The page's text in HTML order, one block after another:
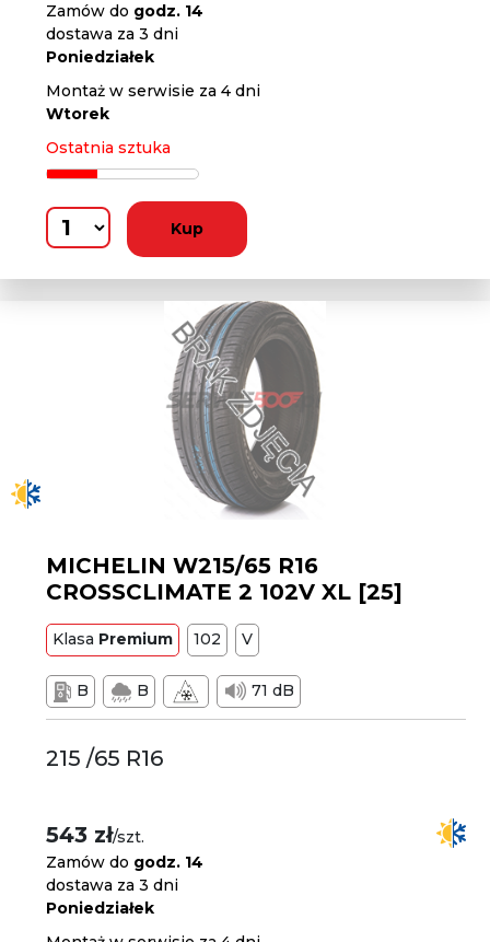
Zamów do godz. 14
dostawa za 3 dni
Poniedziałek
Montaż w serwisie za 4 dni
Wtorek
Ostatnia sztuka
Kup
MICHELIN W215/65 R16
CROSSCLIMATE 2 102V XL [25]
Klasa Premium 102 V
B B 71 dB
215 /65 R16
543 zł/szt.
Zamów do godz. 14
dostawa za 3 dni
Poniedziałek